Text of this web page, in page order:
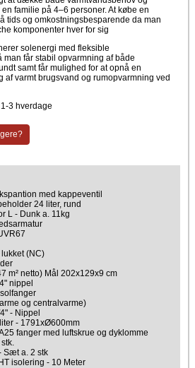
familie på 4–6 personer. At købe en
tids og omkostningsbesparende da man
komponenter hver for sig
solenergi med fleksible
får stabil opvarmning af både
samt får mulighed for at opnå en
af varmt brugsvand og rumopvarmning ved
3 hverdage
med kappeventil
24 liter, rund
L - Dunk a. 11kg
lukket (NC)
m² netto) Mål 202x129x9 cm
nippel
og centralvarme)
- Nippel
- 1791xØ600mm
fanger med luftskrue og dyklomme
Sæt a. 2 stk
isolering - 10 Meter